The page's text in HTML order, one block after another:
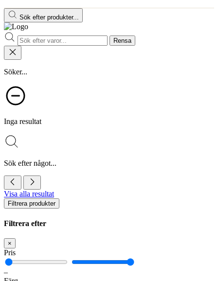
Sök efter produkter...
Rensa
Söker...
Inga resultat
Sök efter något...
Visa alla resultat
Filtrera produkter
Filtrera efter
×
Pris
–